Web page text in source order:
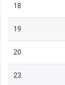
18
19
20
23